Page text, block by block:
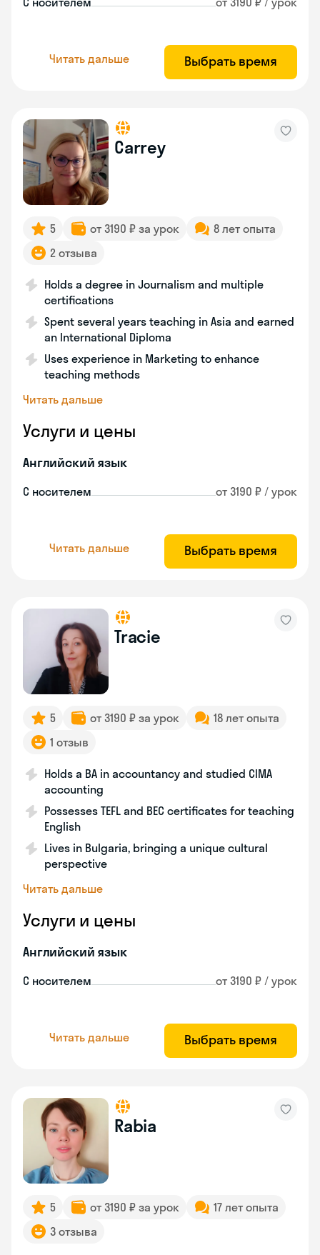
Читать дальше Выбрать время
Carrey
5 от 3190 ₽ за урок
8 лет опыта
2 отзыва
Holds a degree in Journalism and multiple
certifications
Spent several years teaching in Asia and earned
an International Diploma
Uses experience in Marketing to enhance
teaching methods
Читать дальше
Услуги и цены
Английский язык
С носителем от 3190 ₽ / урок
Читать дальше Выбрать время
Tracie
5 от 3190 ₽ за урок
18 лет опыта
1 отзыв
Holds a BA in accountancy and studied CIMA
accounting
Possesses TEFL and BEC certificates for teaching
English
Lives in Bulgaria, bringing a unique cultural
perspective
Читать дальше
Услуги и цены
Английский язык
С носителем от 3190 ₽ / урок
Читать дальше Выбрать время
Rabia
5 от 3190 ₽ за урок
17 лет опыта
3 отзыва